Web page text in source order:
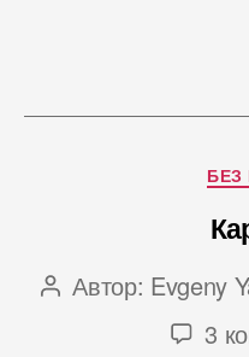
БЕЗ
Автор
Автор: Evgeny
3